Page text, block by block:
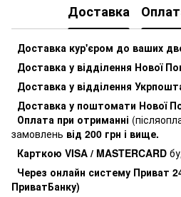
Доставка
Доставка кур'єром до ваших
Доставка у відділення Нової
Доставка у відділення
Доставка у поштомати Нової
Оплата при отриманні
замовлень від 200 грн і вище.
Карткою VISA / MASTERCARD
Через онлайн систему Приват
ПриватБанку)